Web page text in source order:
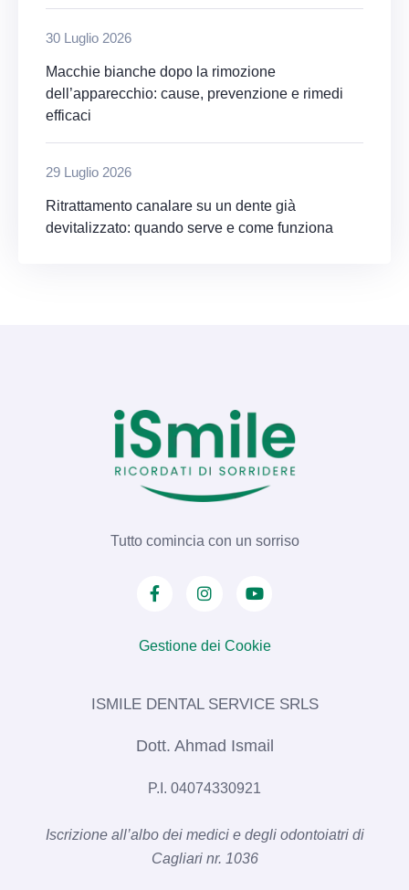
30 Luglio 2026
Macchie bianche dopo la rimozione
dell’apparecchio: cause, prevenzione e rimedi
efficaci
29 Luglio 2026
Ritrattamento canalare su un dente già
devitalizzato: quando serve e come funziona
Tutto comincia con un sorriso
Gestione dei Cookie
ISMILE DENTAL SERVICE SRLS​
Dott. Ahmad Ismail
P.I. 04074330921
Iscrizione all’albo dei medici e degli odontoiatri di
Cagliari nr. 1036​